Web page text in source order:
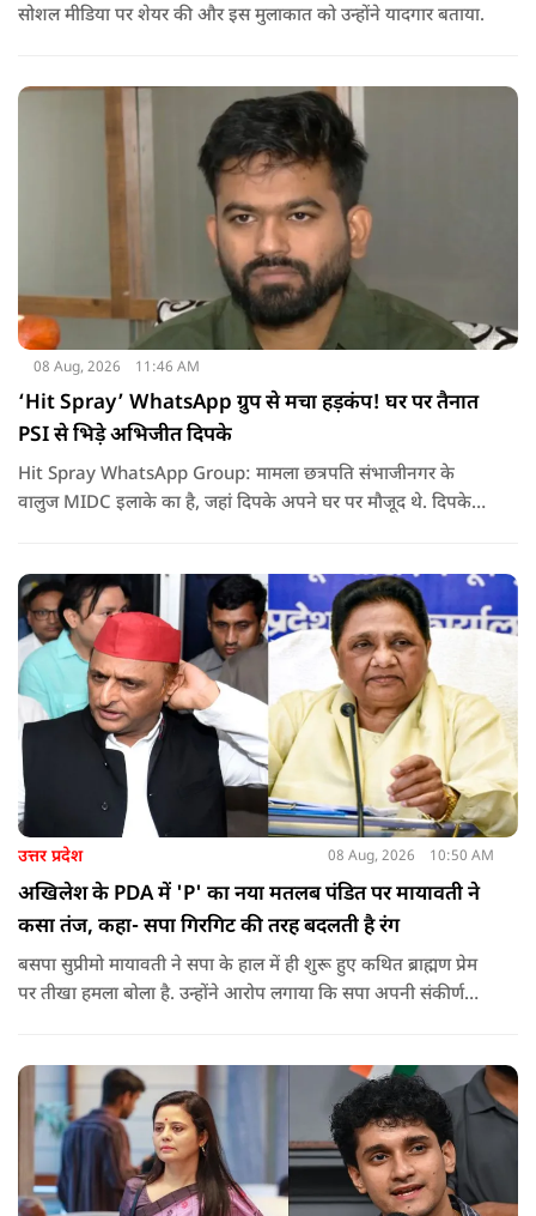
सोशल मीडिया पर शेयर की और इस मुलाकात को उन्होंने यादगार बताया.
08 Aug, 2026 11:46 AM
‘Hit Spray’ WhatsApp ग्रुप से मचा हड़कंप! घर पर तैनात
PSI से भिड़े अभिजीत दिपके
Hit Spray WhatsApp Group: मामला छत्रपति संभाजीनगर के
वालुज MIDC इलाके का है, जहां दिपके अपने घर पर मौजूद थे. दिपके
को लेकर दिपके की पुलिस अधिकारी से तीखी बहस हो गई.
उत्तर प्रदेश 08 Aug, 2026 10:50 AM
अखिलेश के PDA में 'P' का नया मतलब पंडित पर मायावती ने
कसा तंज, कहा- सपा गिरगिट की तरह बदलती है रंग
बसपा सुप्रीमो मायावती ने सपा के हाल में ही शुरू हुए कथित ब्राह्मण प्रेम
पर तीखा हमला बोला है. उन्होंने आरोप लगाया कि सपा अपनी संकीर्ण